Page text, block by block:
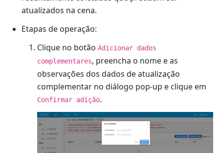
atualizados na cena.
Etapas de operação:
Clique no botão Adicionar dados
complementares, preencha o nome e as
observações dos dados de atualização
complementar no diálogo pop-up e clique em
Confirmar adição.